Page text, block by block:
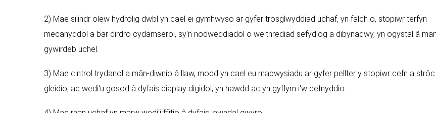
2) Mae silindr olew hydrolig dwbl yn cael ei gymhwyso ar gyfer trosglwyddiad uchaf, yn falch o, stopiwr terfyn
mecanyddol a bar dirdro cydamserol, sy'n nodweddiadol o weithrediad sefydlog a dibynadwy, yn ogystal â
gywirdeb uchel.
3) Mae cintrol trydanol a mân-diwnio â llaw, modd yn cael eu mabwysiadu ar gyfer pellter y stopiwr cefn a
gleidio, ac wedi'u gosod â dyfais diaplay digidol, yn hawdd ac yn gyflym i'w defnyddio.